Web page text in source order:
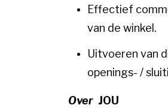
Effectief
van de winkel.
Uitvoeren van
openings- /
Over JOU